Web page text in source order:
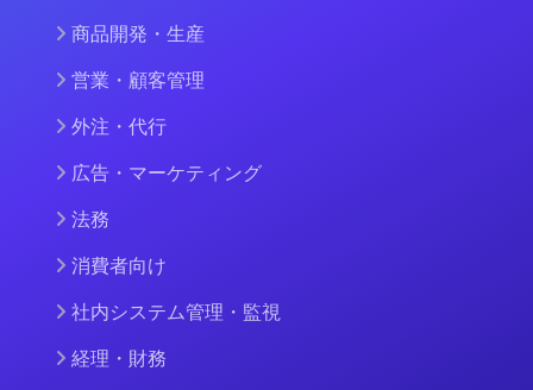
商品開発・生産
営業・顧客管理
外注・代行
広告・マーケティング
法務
消費者向け
社内システム管理・監視
経理・財務